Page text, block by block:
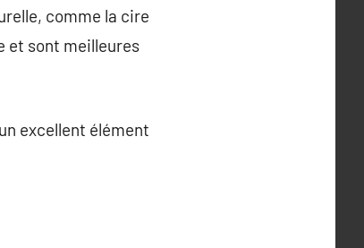
comme la cire
et sont meilleures
excellent élément